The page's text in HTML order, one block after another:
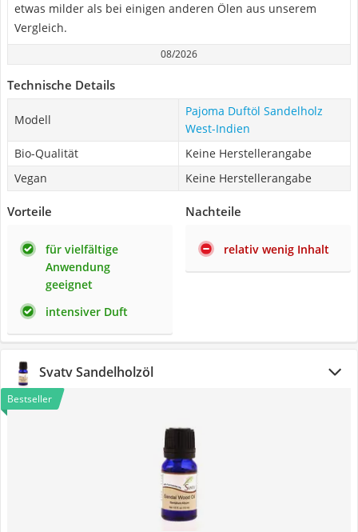
etwas milder als bei einigen anderen Ölen aus unserem
Vergleich.
08/2026
Technische Details
Modell
Pajoma Duftöl Sandelholz
West-Indien
Bio-Qualität
Keine Herstellerangabe
Vegan
Keine Herstellerangabe
Vorteile
für vielfältige
Anwendung
geeignet
intensiver Duft
Nachteile
relativ wenig Inhalt
Svatv Sandelholzöl
Bestseller